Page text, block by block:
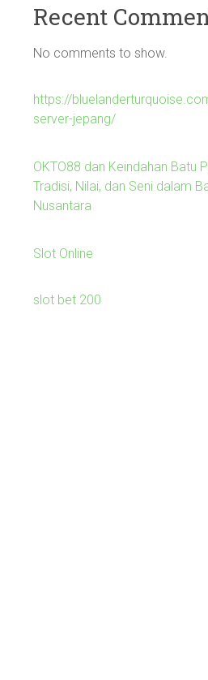
Recent
No comments to show.
https://
server-jepang/
OKTO88 dan Keindahan Batu
Tradisi, Nilai, dan Seni dalam
Nusantara
Slot Online
slot bet 200